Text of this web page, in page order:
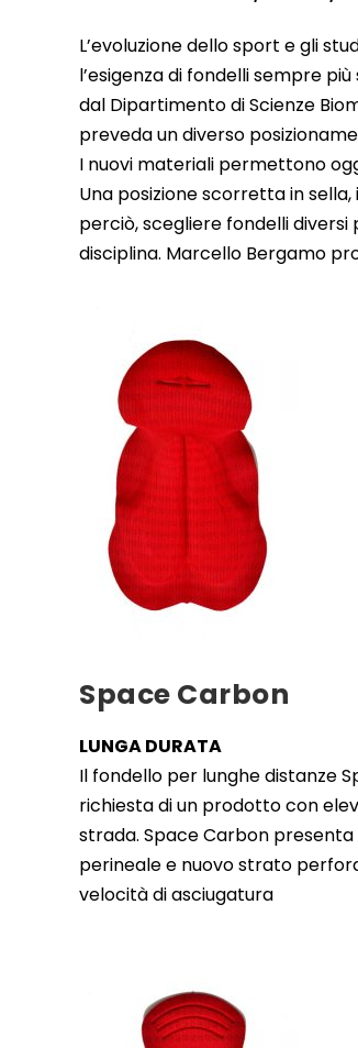
L’evoluzione dello sport e gli
l’esigenza di fondelli sempre
dal Dipartimento di Scienze
preveda un diverso
I nuovi materiali permettono
Una posizione scorretta in
perciò, scegliere fondelli
disciplina. Marcello Bergamo
Space Carbon
LUNGA DURATA
Il fondello per lunghe distanze
richiesta di un prodotto con
strada. Space Carbon
perineale e nuovo strato
velocità di asciugatura